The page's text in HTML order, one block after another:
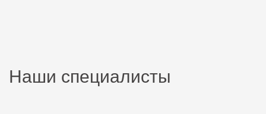
Наши специалисты